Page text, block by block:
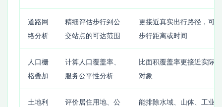
道路网
络分析
精细评估步行到公
交站点的可达范围
更接近真实出行路径，可
步行距离或时间
人口栅
格叠加
计算人口覆盖率、
服务公平性分析
比面积覆盖率更接近实际
对象
土地利
评价居住用地、公
能排除水域、山体、工业